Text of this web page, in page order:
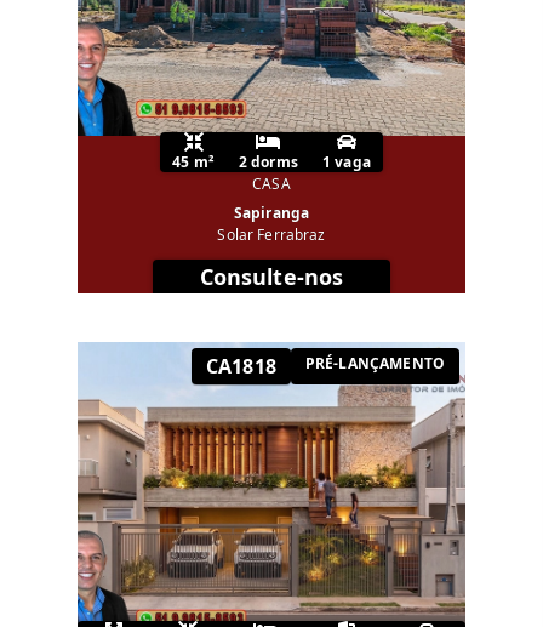
45 m² 2 dorms
1 vaga
CASA
Sapiranga
Solar Ferrabraz
Consulte-nos
CA1818 PRÉ-LANÇAMENTO